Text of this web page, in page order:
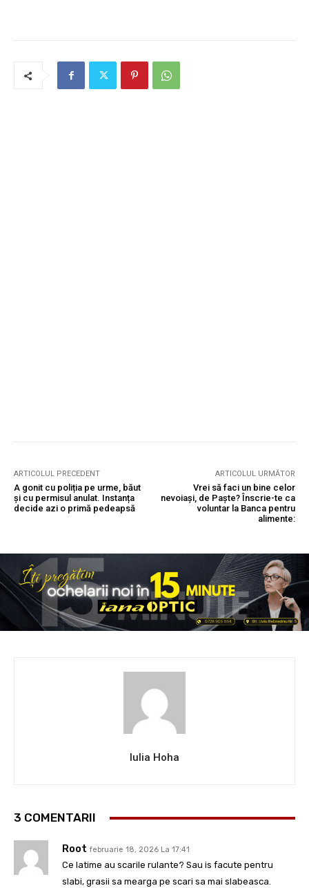
ARTICOLUL PRECEDENT
A gonit cu poliția pe urme, băut
și cu permisul anulat. Instanța
decide azi o primă pedeapsă
ARTICOLUL URMĂTOR
Vrei să faci un bine celor
nevoiași, de Paște? Înscrie-te ca
voluntar la Banca pentru
alimente:
Iulia Hoha
3 COMENTARII
Root februarie 18, 2026 La 17:41
Ce latime au scarile rulante? Sau is facute pentru
slabi, grasii sa mearga pe scari sa mai slabeasca.